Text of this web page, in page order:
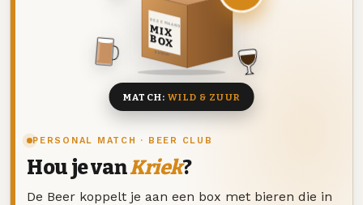
PERSONAL MATCH · BEER CLUB
Hou je vanKriek?
De Beer koppelt je aan een box met bieren die in
DEZE MAAND
MIX
BOX
8 BIEREN
MATCH:WILD & ZUUR